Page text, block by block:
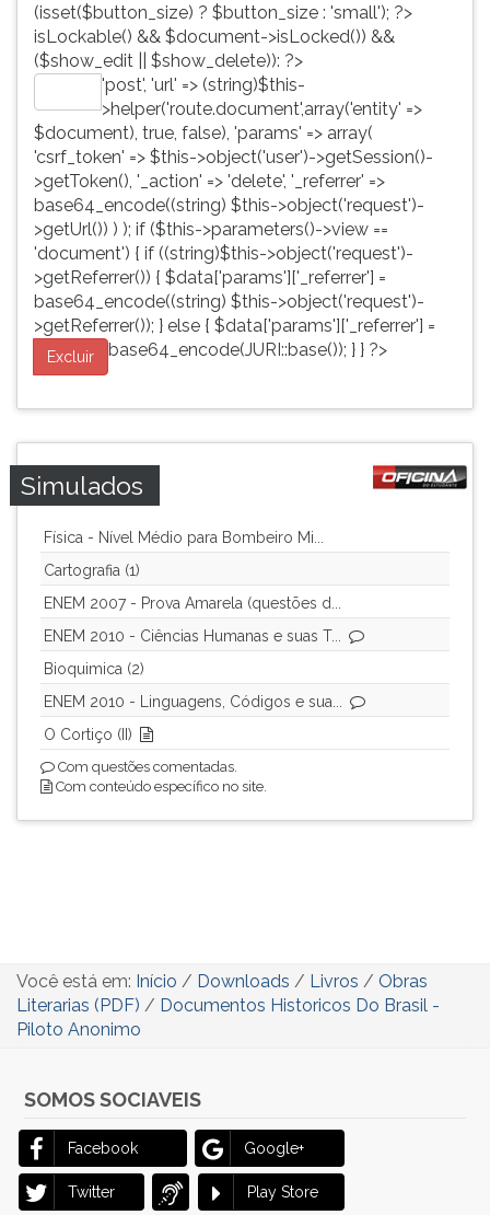
(isset($button_size) ? $button_size : 'small'); ?>
isLockable() && $document->isLocked()) &&
($show_edit || $show_delete)): ?>
'post', 'url' => (string)$this-
>helper('route.document',array('entity' =>
$document), true, false), 'params' => array(
'csrf_token' => $this->object('user')->getSession()-
>getToken(), '_action' => 'delete', '_referrer' =>
base64_encode((string) $this->object('request')-
>getUrl()) ) ); if ($this->parameters()->view ==
'document') { if ((string)$this->object('request')-
>getReferrer()) { $data['params']['_referrer'] =
base64_encode((string) $this->object('request')-
>getReferrer()); } else { $data['params']['_referrer'] =
base64_encode(JURI::base()); } } ?>
Excluir
Simulados
Física - Nível Médio para Bombeiro Mi...
Cartografia (1)
ENEM 2007 - Prova Amarela (questões d...
ENEM 2010 - Ciências Humanas e suas T...
Bioquimica (2)
ENEM 2010 - Linguagens, Códigos e sua...
O Cortiço (II)
Com questões comentadas.
Com conteúdo específico no site.
Você está em: Início / Downloads / Livros / Obras
Literarias (PDF) / Documentos Historicos Do Brasil -
Piloto Anonimo
SOMOS SOCIAVEIS
Facebook Google+
Twitter Play Store